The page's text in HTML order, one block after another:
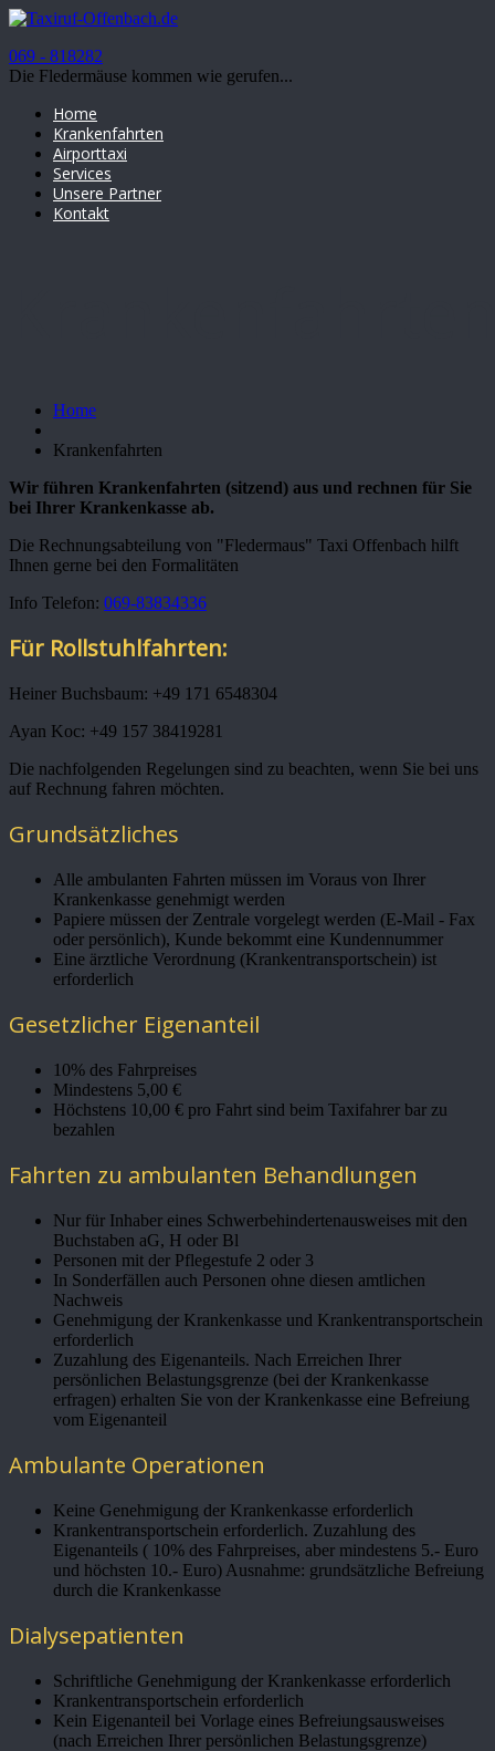
069 - 818282
Die Fledermäuse kommen wie gerufen...
Home
Krankenfahrten
Airporttaxi
Services
Unsere Partner
Kontakt
Home
Krankenfahrten
Wir führen Krankenfahrten (sitzend) aus und rechnen für Sie
bei Ihrer Krankenkasse ab.
Die Rechnungsabteilung von "Fledermaus" Taxi Offenbach hilft
Ihnen gerne bei den Formalitäten
Info Telefon: 069-83834336
Für Rollstuhlfahrten:
Heiner Buchsbaum: +49 171 6548304
Ayan Koc: +49 157 38419281
Die nachfolgenden Regelungen sind zu beachten, wenn Sie bei uns
auf Rechnung fahren möchten.
Grundsätzliches
Alle ambulanten Fahrten müssen im Voraus von Ihrer
Krankenkasse genehmigt werden
Papiere müssen der Zentrale vorgelegt werden (E-Mail - Fax
oder persönlich), Kunde bekommt eine Kundennummer
Eine ärztliche Verordnung (Krankentransportschein) ist
erforderlich
Gesetzlicher Eigenanteil
10% des Fahrpreises
Mindestens 5,00 €
Höchstens 10,00 € pro Fahrt sind beim Taxifahrer bar zu
bezahlen
Fahrten zu ambulanten Behandlungen
Nur für Inhaber eines Schwerbehindertenausweises mit den
Buchstaben aG, H oder Bl
Personen mit der Pflegestufe 2 oder 3
In Sonderfällen auch Personen ohne diesen amtlichen
Nachweis
Genehmigung der Krankenkasse und Krankentransportschein
erforderlich
Zuzahlung des Eigenanteils. Nach Erreichen Ihrer
persönlichen Belastungsgrenze (bei der Krankenkasse
erfragen) erhalten Sie von der Krankenkasse eine Befreiung
vom Eigenanteil
Ambulante Operationen
Keine Genehmigung der Krankenkasse erforderlich
Krankentransportschein erforderlich. Zuzahlung des
Eigenanteils ( 10% des Fahrpreises, aber mindestens 5.- Euro
und höchsten 10.- Euro) Ausnahme: grundsätzliche Befreiung
durch die Krankenkasse
Dialysepatienten
Schriftliche Genehmigung der Krankenkasse erforderlich
Krankentransportschein erforderlich
Kein Eigenanteil bei Vorlage eines Befreiungsausweises
(nach Erreichen Ihrer persönlichen Belastungsgrenze)